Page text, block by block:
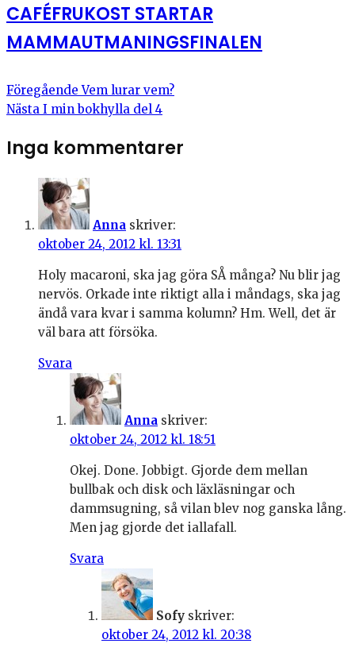
CAFÉFRUKOST STARTAR
MAMMAUTMANINGSFINALEN
Föregående Vem lurar vem?
Nästa I min bokhylla del 4
Inga kommentarer
Anna skriver:
oktober 24, 2012 kl. 13:31
Holy macaroni, ska jag göra SÅ många? Nu blir jag
nervös. Orkade inte riktigt alla i måndags, ska jag
ändå vara kvar i samma kolumn? Hm. Well, det är
väl bara att försöka.
Svara
Anna skriver:
oktober 24, 2012 kl. 18:51
Okej. Done. Jobbigt. Gjorde dem mellan
bullbak och disk och läxläsningar och
dammsugning, så vilan blev nog ganska lång.
Men jag gjorde det iallafall.
Svara
Sofy skriver:
oktober 24, 2012 kl. 20:38